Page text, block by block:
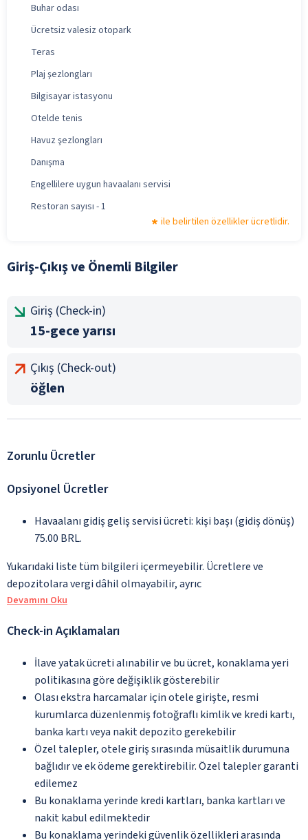
Buhar odası
Ücretsiz valesiz otopark
Teras
Plaj şezlongları
Bilgisayar istasyonu
Otelde tenis
Havuz şezlongları
Danışma
Engellilere uygun havaalanı servisi
Restoran sayısı - 1
ile belirtilen özellikler ücretlidir.
Giriş-Çıkış ve Önemli Bilgiler
Giriş (Check-in)
15-gece yarısı
Çıkış (Check-out)
öğlen
Zorunlu Ücretler
Opsiyonel Ücretler
Havaalanı gidiş geliş servisi ücreti: kişi başı (gidiş dönüş)
75.00 BRL.
Yukarıdaki liste tüm bilgileri içermeyebilir. Ücretlere ve
depozitolara vergi dâhil olmayabilir, ayrıc
Devamını Oku
Check-in Açıklamaları
İlave yatak ücreti alınabilir ve bu ücret, konaklama yeri
politikasına göre değişiklik gösterebilir
Olası ekstra harcamalar için otele girişte, resmi
kurumlarca düzenlenmiş fotoğraflı kimlik ve kredi kartı,
banka kartı veya nakit depozito gerekebilir
Özel talepler, otele giriş sırasında müsaitlik durumuna
bağlıdır ve ek ödeme gerektirebilir. Özel talepler garanti
edilemez
Bu konaklama yerinde kredi kartları, banka kartları ve
nakit kabul edilmektedir
Bu konaklama yerindeki güvenlik özellikleri arasında